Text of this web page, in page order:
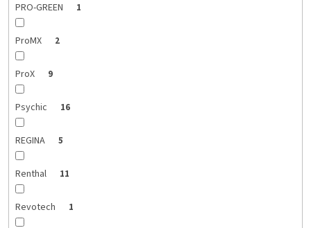
PRO-GREEN 1
ProMX 2
ProX 9
Psychic 16
REGINA 5
Renthal 11
Revotech 1